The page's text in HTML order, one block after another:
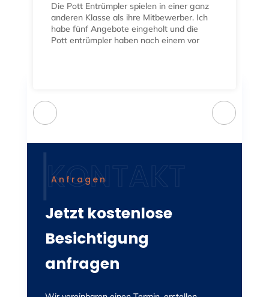
Die Pott Entrümpler spielen in einer ganz
anderen Klasse als ihre Mitbewerber. Ich
habe fünf Angebote eingeholt und die
Pott entrümpler haben nach einem vor
Das Team agierte hoch professionell, so
dass ich als Auftraggeber stressfrei den
um: besser geht nicht‼️
Anfragen
Jetzt kostenlose
Besichtigung
anfragen